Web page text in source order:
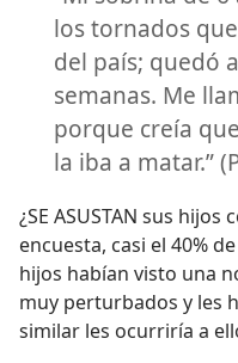
los tornados
del país; quedó
semanas. Me
porque creía
la iba a matar.”
¿SE ASUSTAN sus hijos
encuesta, casi el 40%
hijos habían visto una
muy perturbados y les
similar les ocurriría a